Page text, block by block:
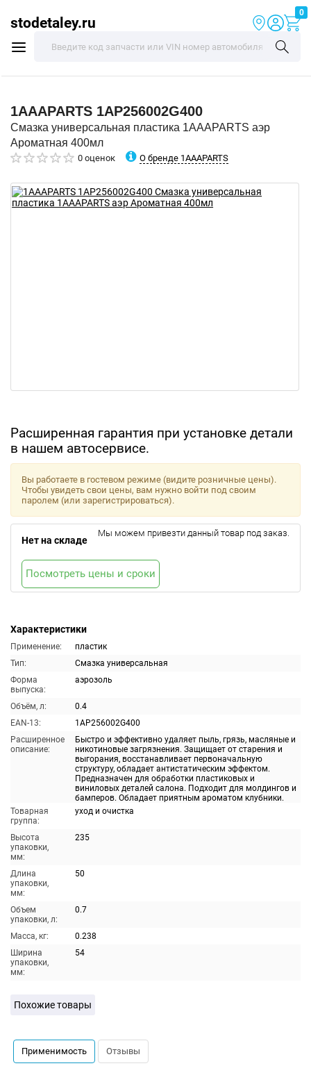
stodetaley.ru
0
1AAAPARTS 1AP256002G400
Смазка универсальная пластика 1AAAPARTS аэр
Ароматная 400мл
0 оценок О бренде 1AAAPARTS
Расширенная гарантия при установке детали
в нашем автосервисе.
Характеристики
Применение:
пластик
Тип:
Смазка универсальная
Форма
выпуска:
аэрозоль
Объём, л:
0.4
EAN-13:
1AP256002G400
Расширенное
описание:
Быстро и эффективно удаляет пыль, грязь, масляные и
никотиновые загрязнения. Защищает от старения и
выгорания, восстанавливает первоначальную
структуру, обладает антистатическим эффектом.
Предназначен для обработки пластиковых и
виниловых деталей салона. Подходит для молдингов и
бамперов. Обладает приятным ароматом клубники.
Товарная
группа:
уход и очистка
Высота
упаковки,
мм:
235
Длина
упаковки,
мм:
50
Объем
упаковки, л:
0.7
Масса, кг:
0.238
Ширина
упаковки,
мм:
54
Вы работаете в гостевом режиме (видите розничные цены).
Чтобы увидеть свои цены, вам нужно войти под своим
паролем (или зарегистрироваться).
Нет на складе
Мы можем привезти данный товар под заказ.
Посмотреть цены и сроки
Похожие товары
Применимость Отзывы